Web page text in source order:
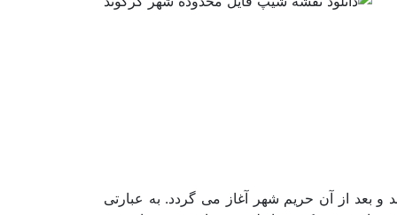
تماس با ما
بعد از آن حریم شهر آغاز می گردد. به عبارتی